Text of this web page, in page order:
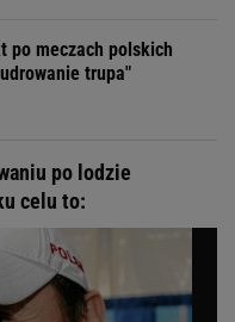
po meczach polskich
trupa"
po lodzie
celu to: